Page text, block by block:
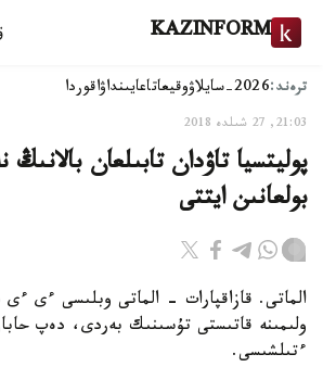
KAZINFORM
ترەند:2026-سايلاۋ وقيعاتاعايىنداۋاقوردا
21:03, 27 شىلدە 2018
پوليتسيا تاۋدان تابىلعان
بولعانىن ايتتى
ولىمىنە قاتىستى تۇسىنىك بەردى، دەپ
ءتىلشىسى.